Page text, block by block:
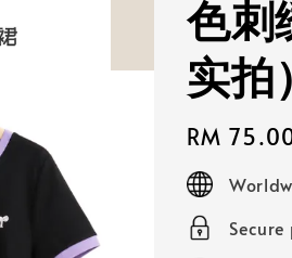
色刺
实拍
Regular
price
RM